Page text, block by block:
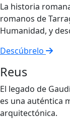
La historia
romanos de
Humanidad, y
Descúbrelo
Reus
El legado de
es una auténtica
arquitectónica.